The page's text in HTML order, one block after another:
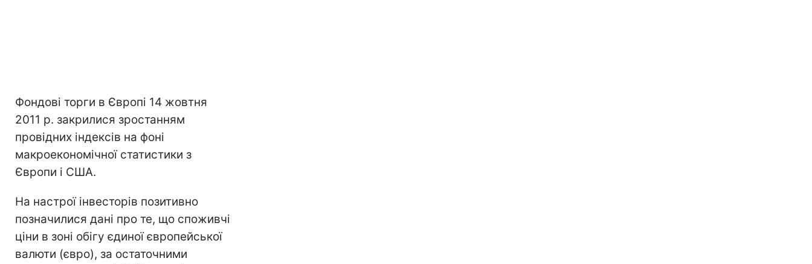
Фондові торги в Європі 14 жовтня
2011 р. закрилися зростанням
провідних індексів на фоні
макроекономічної статистики з
Європи і США.
На настрої інвесторів позитивно
позначилися дані про те, що споживчі
ціни в зоні обігу єдиної європейської
валюти (євро), за остаточними